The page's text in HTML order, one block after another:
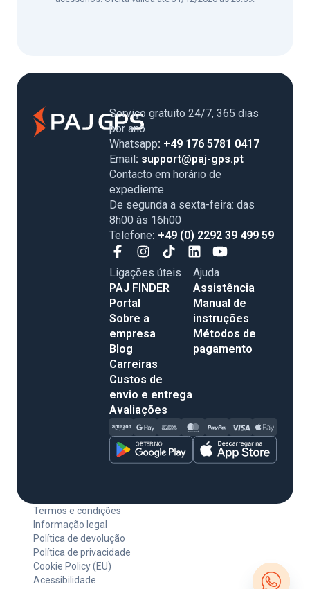
Serviço gratuito 24/7, 365 dias
por ano
Whatsapp: +49 176 5781 0417
Email: support@paj-gps.pt
Contacto em horário de
expediente
De segunda a sexta-feira: das
8h00 às 16h00
Telefone: +49 (0) 2292 39 499 59
Ligações úteis
PAJ FINDER
Portal
Sobre a
empresa
Blog
Carreiras
Custos de
envio e entrega
Avaliações
Ajuda
Assistência
Manual de
instruções
Métodos de
pagamento
Termos e condições
Informação legal
Política de devolução
Política de privacidade
Cookie Policy (EU)
Acessibilidade